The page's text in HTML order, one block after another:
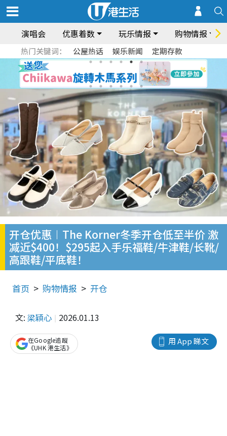
演唱会 优惠着数 玩乐情报 购物情报
热门关键词： 公屋热话 娱乐新闻 定期存款
开仓优惠︱The Korner冬季开仓低至半价 激
减近$400！$295起入手乐福鞋/牛津鞋/长靴/
高跟鞋/平底鞋！
首页 购物情报 开仓
文: 梁穎心 2026.01.13
用 App 睇文
在Google追蹤
《UHK 港生活》